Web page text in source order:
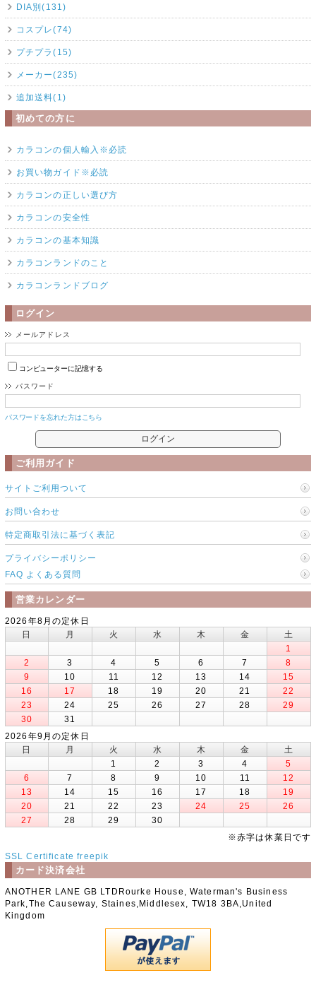
DIA別(131)
コスプレ(74)
プチプラ(15)
メーカー(235)
追加送料(1)
初めての方に
カラコンの個人輸入※必読
お買い物ガイド※必読
カラコンの正しい選び方
カラコンの安全性
カラコンの基本知識
カラコンランドのこと
カラコンランドブログ
ログイン
メールアドレス
コンピューターに記憶する
パスワード
パスワードを忘れた方はこちら
ご利用ガイド
サイトご利用ついて
お問い合わせ
特定商取引法に基づく表記
プライバシーポリシー
FAQ よくある質問
営業カレンダー
2026年8月の定休日
日
月 火 水 木 金
土
1
2
3 4 5 6 7
8
9
10 11 12 13 14
15
16
17 18 19 20 21
22
23
24 25 26 27 28
29
30
31
2026年9月の定休日
日
月 火 水 木 金
土
1
2 3 4
5
6
7 8 9 10 11
12
13
14 15 16 17 18
19
20
21 22 23 24 25
26
27
28 29
30
※赤字は休業日です
SSL Certificate freepik
カード決済会社
ANOTHER LANE GB LTDRourke House, Waterman's Business
Park,The Causeway, Staines,Middlesex, TW18 3BA,United
Kingdom